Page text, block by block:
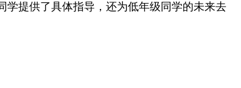
学提供了具体指导，还为低年级同学的未来去